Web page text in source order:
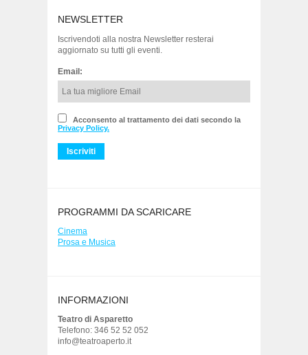
NEWSLETTER
Iscrivendoti alla nostra Newsletter resterai
aggiornato su tutti gli eventi.
Email:
Acconsento al trattamento dei dati secondo la
Privacy Policy.
PROGRAMMI DA SCARICARE
Cinema
Prosa e Musica
INFORMAZIONI
Teatro di Asparetto
Telefono: 346 52 52 052
info@teatroaperto.it